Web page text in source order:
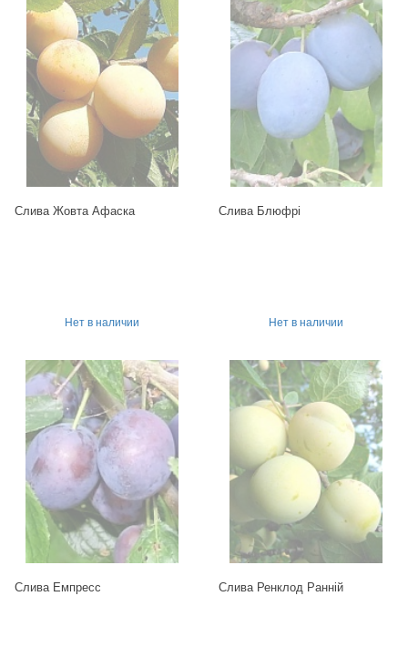
Слива Жовта Афаска
Нет в наличии
Слива Блюфрі
Нет в наличии
Слива Емпресс Слива Ренклод Ранній